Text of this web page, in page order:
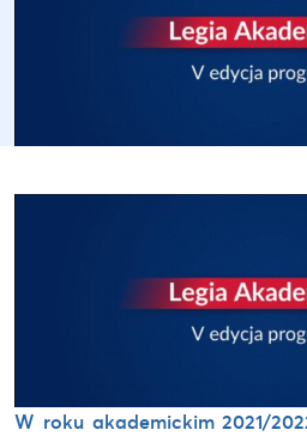
W roku akademickim 2021/